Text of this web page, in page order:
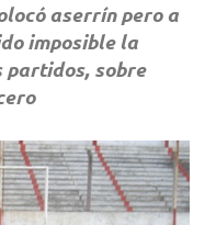
aserrín pero a
imposible la
partidos, sobre